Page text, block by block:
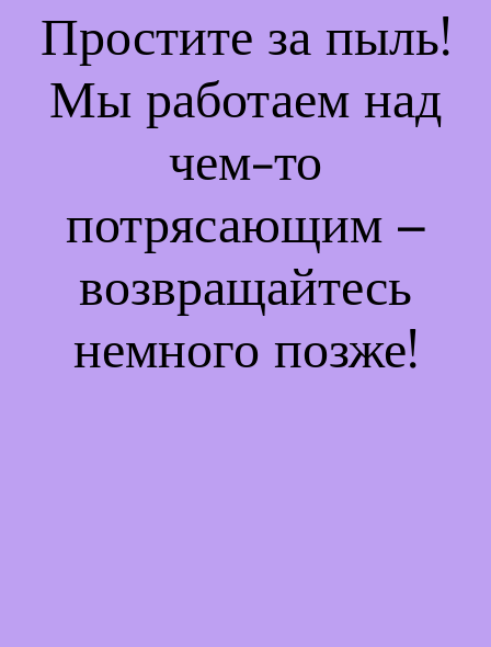
Простите за пыль!
Мы работаем над
чем-то
потрясающим –
возвращайтесь
немного позже!